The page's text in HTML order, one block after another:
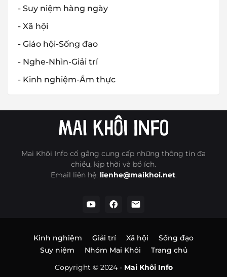
- Suy niệm hàng ngày
- Xã hội
- Giáo hội-Sống đạo
- Nghe-Nhìn-Giải trí
- Kinh nghiệm-Ẩm thực
Mai Khôi Info cố gắng cung cấp những thông tin đa
chiều, kịp thời và bổ ích.
Email liên hệ: lienhe@maikhoi.net.
Copyright © 2024 - Mai Khôi Info
Kinh nghiệm Giải trí Xã hội
Sống đạo
Suy niệm
Nhóm Mai Khôi Trang chủ